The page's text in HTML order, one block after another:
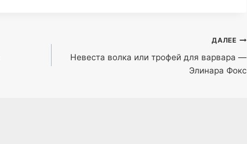
ДАЛЕЕ
Невеста волка или трофей для варвара —
Элинара Фокс